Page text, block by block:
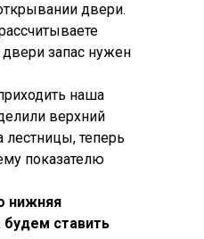
двери.
двери запас нужен
наша
верхний
лестницы, теперь
показателю
нижняя
будем ставить